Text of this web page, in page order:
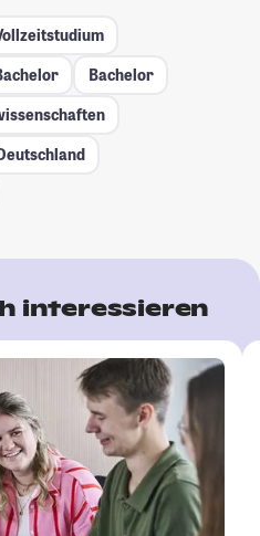
Bachelor
interessieren